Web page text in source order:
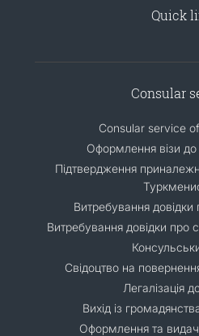
Quick
Consular
Consular service
Оформлення візи
Підтвердження
Витребування довідки
Витребування довідки про
Свідоцтво на
Легалізація
Вихід із
Оформлення та